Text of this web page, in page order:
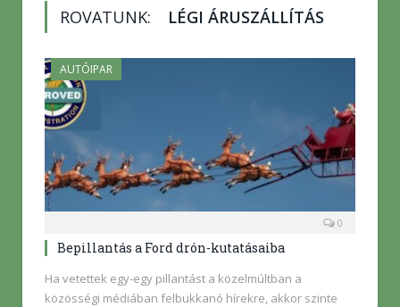
ROVATUNK: LÉGI ÁRUSZÁLLÍTÁS
AUTÓIPAR
0
Bepillantás a Ford drón-kutatásaiba
Ha vetettek egy-egy pillantást a közelmúltban a
közösségi médiában felbukkanó hírekre, akkor szinte